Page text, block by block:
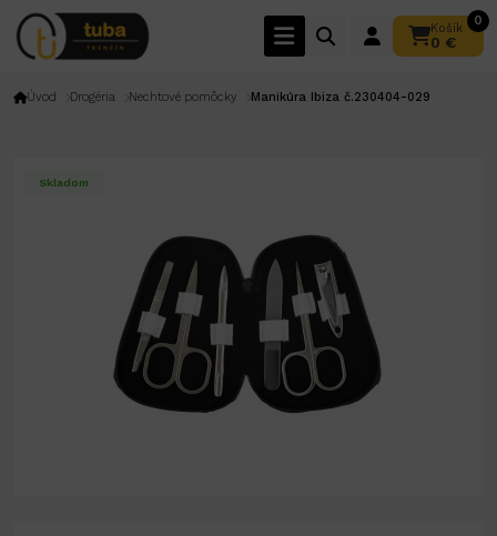
Košík
0
0 €
Úvod Drogéria Nechtové pomôcky Manikúra Ibiza č.230404-029
Skladom